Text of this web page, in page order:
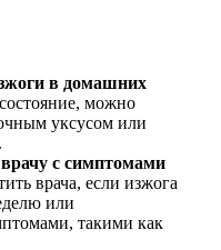
в домашних
можно
уксусом или
врачу с симптомами
врача, если изжога
или
такими как